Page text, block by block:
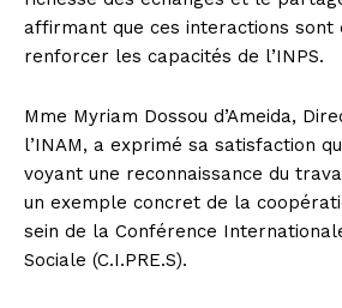
affirmant que ces interactions sont
renforcer les capacités de l’INPS.
Mme Myriam Dossou d’Ameida,
l’INAM, a exprimé sa satisfaction
voyant une reconnaissance du
un exemple concret de la
sein de la Conférence
Sociale (C.I.PRE.S).